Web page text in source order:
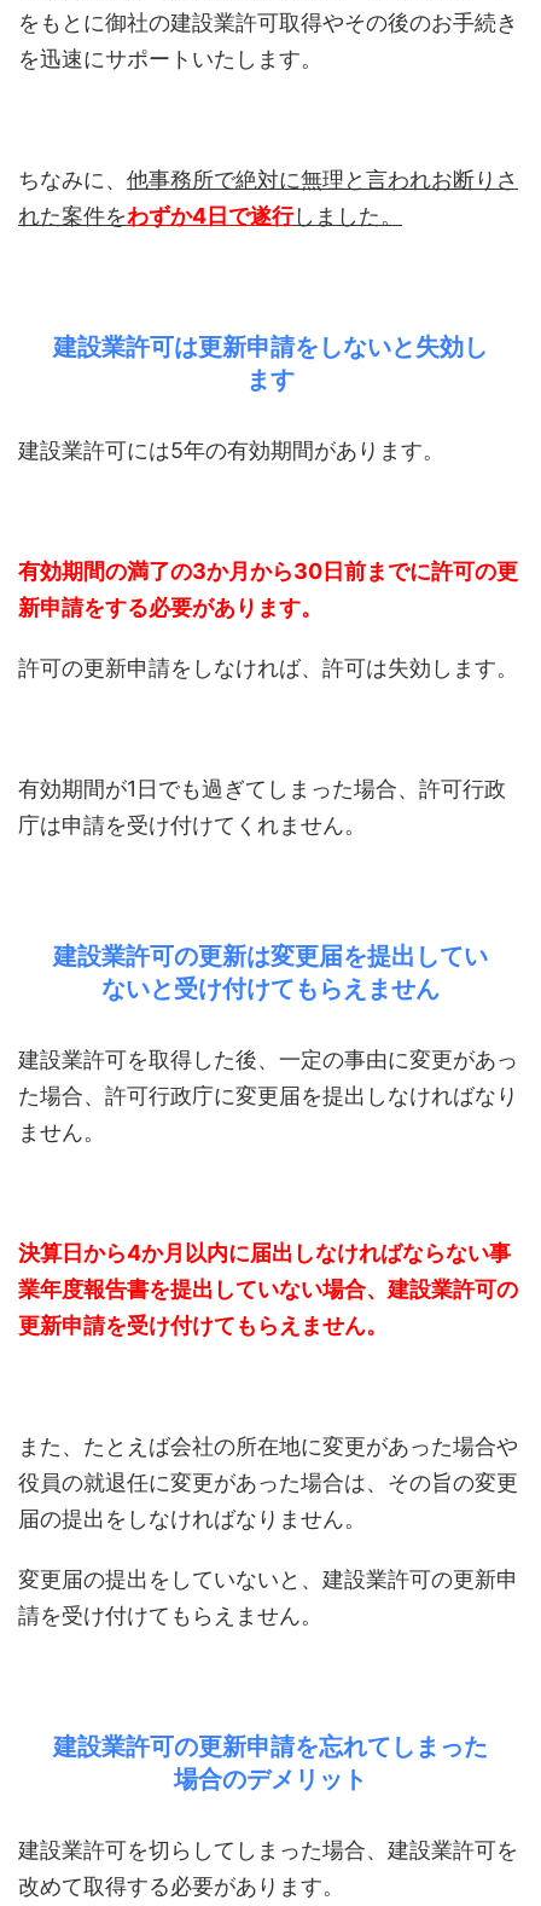
をもとに御社の建設業許可取得やその後のお手続き
を迅速にサポートいたします。
ちなみに、 他事務所で絶対に無理と言われお断りさ
れた案件をわずか4日で遂行しました。
建設業許可は更新申請をしないと失効し
ます
建設業許可には5年の有効期間があります。
有効期間の満了の3か月から30日前までに許可の更
新申請をする必要があります。
許可の更新申請をしなければ、許可は失効します。
有効期間が1日でも過ぎてしまった場合、許可行政
庁は申請を受け付けてくれません。
建設業許可の更新は変更届を提出してい
ないと受け付けてもらえません
建設業許可を取得した後、一定の事由に変更があっ
た場合、許可行政庁に変更届を提出しなければなり
ません。
決算日から4か月以内に届出しなければならない事
業年度報告書を提出していない場合、建設業許可の
更新申請を受け付けてもらえません。
また、たとえば会社の所在地に変更があった場合や
役員の就退任に変更があった場合は、その旨の変更
届の提出をしなければなりません。
変更届の提出をしていないと、建設業許可の更新申
請を受け付けてもらえません。
建設業許可の更新申請を忘れてしまった
場合のデメリット
建設業許可を切らしてしまった場合、建設業許可を
改めて取得する必要があります。